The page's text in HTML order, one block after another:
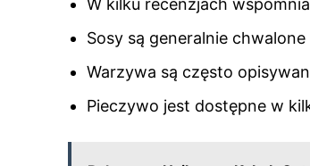
W kilku recenzjach
Sosy są generalnie
Warzywa są często
Pieczywo jest dostępne w